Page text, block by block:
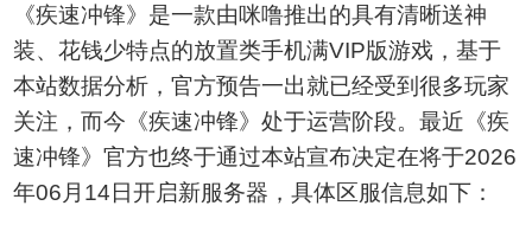
《疾速冲锋》是一款由咪噜推出的具有清晰送神
装、花钱少特点的放置类手机满VIP版游戏，基于
本站数据分析，官方预告一出就已经受到很多玩家
关注，而今《疾速冲锋》处于运营阶段。最近《疾
速冲锋》官方也终于通过本站宣布决定在将于2026
年06月14日开启新服务器，具体区服信息如下：